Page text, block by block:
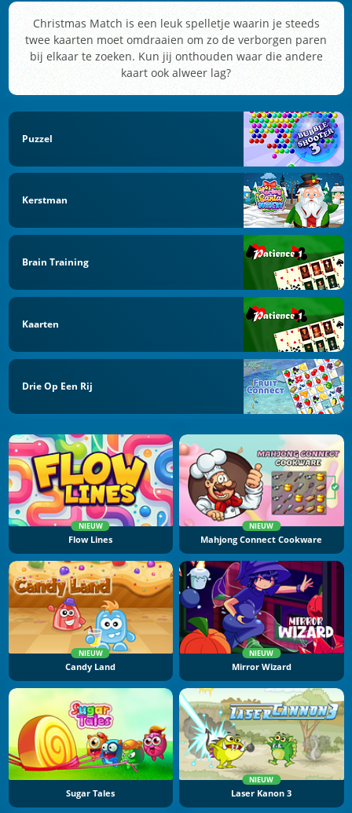
Christmas Match is een leuk spelletje waarin je steeds
twee kaarten moet omdraaien om zo de verborgen paren
bij elkaar te zoeken. Kun jij onthouden waar die andere
kaart ook alweer lag?
Puzzel
Kerstman
Brain Training
Kaarten
Drie Op Een Rij
NIEUW
Flow Lines
NIEUW
Mahjong Connect Cookware
NIEUW
Candy Land
NIEUW
Mirror Wizard
Sugar Tales
NIEUW
Laser Kanon 3